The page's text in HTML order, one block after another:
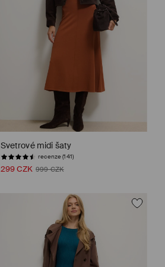
Svetrové midi šaty
recenze (141)
299 CZK 999 CZK